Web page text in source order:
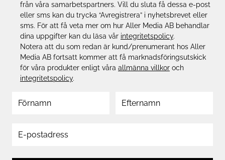
från våra samarbetspartners. Vill du sluta få dessa e-post
eller sms kan du trycka “Avregistrera” i nyhetsbrevet eller
sms. För att få veta mer om hur Aller Media AB behandlar
dina uppgifter kan du läsa vår integritetspolicy.
Notera att du som redan är kund/prenumerant hos Aller
Media AB fortsatt kommer att få marknadsföringsutskick
för våra produkter enligt våra allmänna villkor och
integritetspolicy.